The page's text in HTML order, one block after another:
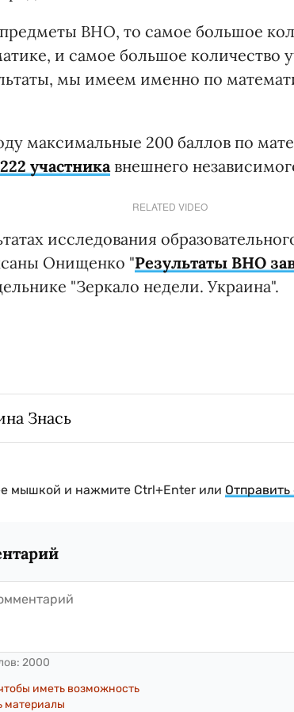
предметы ВНО, то самое большое
и самое большое количество
мы имеем именно по
максимальные 200 баллов по
участника внешнего
RELATED VIDEO
исследования
Онищенко "Результаты ВНО
"Зеркало недели. Украина".
Знась
мышкой и нажмите Ctrl+Enter или
2000
иметь возможность
материалы